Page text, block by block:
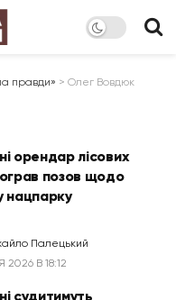
правди» > Олег Вовдюк
орендар лісових
позов щодо
нацпарку
Палецький
В 18:12
судитимуть